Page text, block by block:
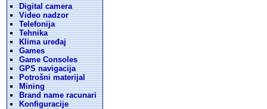
Digital camera
Video nadzor
Telefonija
Tehnika
Klima uređaj
Games
Game Consoles
GPS navigacija
Potrošni materijal
Mining
Brand name racunari
Konfiguracije